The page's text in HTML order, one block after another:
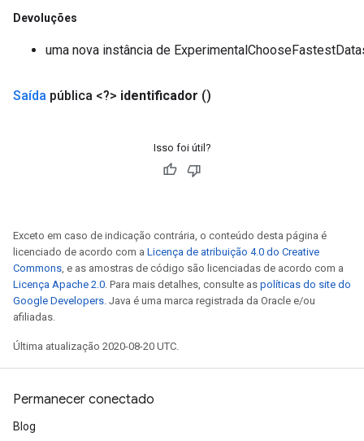
Devoluções
uma nova instância de
Saída pública <?> identificador ()
Isso foi útil?
Exceto em caso de indicação contrária, o conteúdo desta página é
licenciado de acordo com a Licença de atribuição 4.0 do Creative
Commons, e as amostras de código são licenciadas de acordo com a
Licença Apache 2.0. Para mais detalhes, consulte as políticas do site do
Google Developers. Java é uma marca registrada da Oracle e/ou
afiliadas.
Última atualização 2020-08-20 UTC.
Permanecer conectado
Blog